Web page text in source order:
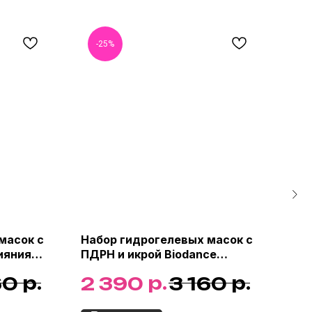
с
р.
-25%
Набор гидрогелевых масок с
ПДРН и икрой Biodance
Deep Mask
2 390 р.3 160 р.